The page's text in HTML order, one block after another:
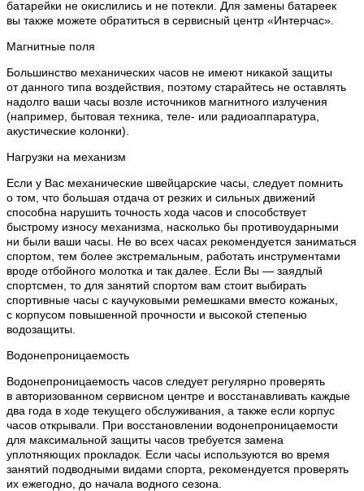
батарейки не окислились и не потекли. Для замены батареек
вы также можете обратиться в сервисный центр «Интерчас».
Магнитные поля
Большинство механических часов не имеют никакой защиты
от данного типа воздействия, поэтому старайтесь не оставлять
надолго ваши часы возле источников магнитного излучения
(например, бытовая техника, теле- или радиоаппаратура,
акустические колонки).
Нагрузки на механизм
Если у Вас механические швейцарские часы, следует помнить
о том, что большая отдача от резких и сильных движений
способна нарушить точность хода часов и способствует
быстрому износу механизма, насколько бы противоударными
ни были ваши часы. Не во всех часах рекомендуется заниматься
спортом, тем более экстремальным, работать инструментами
вроде отбойного молотка и так далее. Если Вы — заядлый
спортсмен, то для занятий спортом вам стоит выбирать
спортивные часы с каучуковыми ремешками вместо кожаных,
с корпусом повышенной прочности и высокой степенью
водозащиты.
Водонепроницаемость
Водонепроницаемость часов следует регулярно проверять
в авторизованном сервисном центре и восстанавливать каждые
два года в ходе текущего обслуживания, а также если корпус
часов открывали. При восстановлении водонепроницаемости
для максимальной защиты часов требуется замена
уплотняющих прокладок. Если часы используются во время
занятий подводными видами спорта, рекомендуется проверять
их ежегодно, до начала водного сезона.